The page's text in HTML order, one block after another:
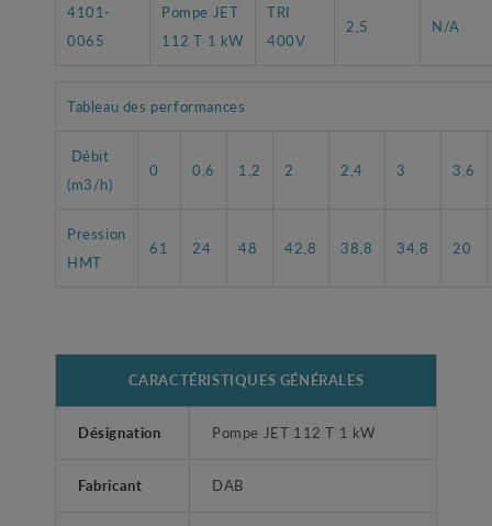
4101-
0065
Pompe JET
112 T 1 kW
TRI
400V
2,5 N/A
Tableau des performances
Débit
(m3/h)
0 0,6 1,2 2 2,4 3 3,6
Pression
HMT
61 24 48 42,8 38,8 34,8 20
CARACTÉRISTIQUES GÉNÉRALES
Désignation Pompe JET 112 T 1 kW
Fabricant DAB